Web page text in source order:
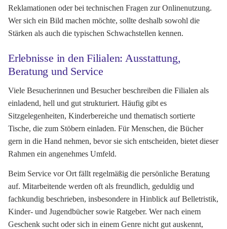
Reklamationen oder bei technischen Fragen zur Onlinenutzung.
Wer sich ein Bild machen möchte, sollte deshalb sowohl die
Stärken als auch die typischen Schwachstellen kennen.
Erlebnisse in den Filialen: Ausstattung,
Beratung und Service
Viele Besucherinnen und Besucher beschreiben die Filialen als
einladend, hell und gut strukturiert. Häufig gibt es
Sitzgelegenheiten, Kinderbereiche und thematisch sortierte
Tische, die zum Stöbern einladen. Für Menschen, die Bücher
gern in die Hand nehmen, bevor sie sich entscheiden, bietet dieser
Rahmen ein angenehmes Umfeld.
Beim Service vor Ort fällt regelmäßig die persönliche Beratung
auf. Mitarbeitende werden oft als freundlich, geduldig und
fachkundig beschrieben, insbesondere in Hinblick auf Belletristik,
Kinder- und Jugendbücher sowie Ratgeber. Wer nach einem
Geschenk sucht oder sich in einem Genre nicht gut auskennt,